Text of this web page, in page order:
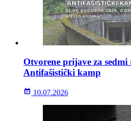
Otvorene prijave za
Antifašistički kamp
10.07.2026